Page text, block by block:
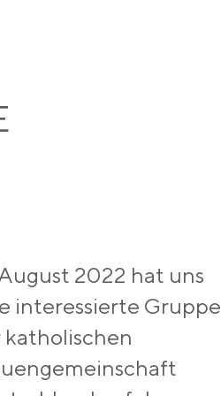
2022 hat uns
interessierte Gruppe
katholischen